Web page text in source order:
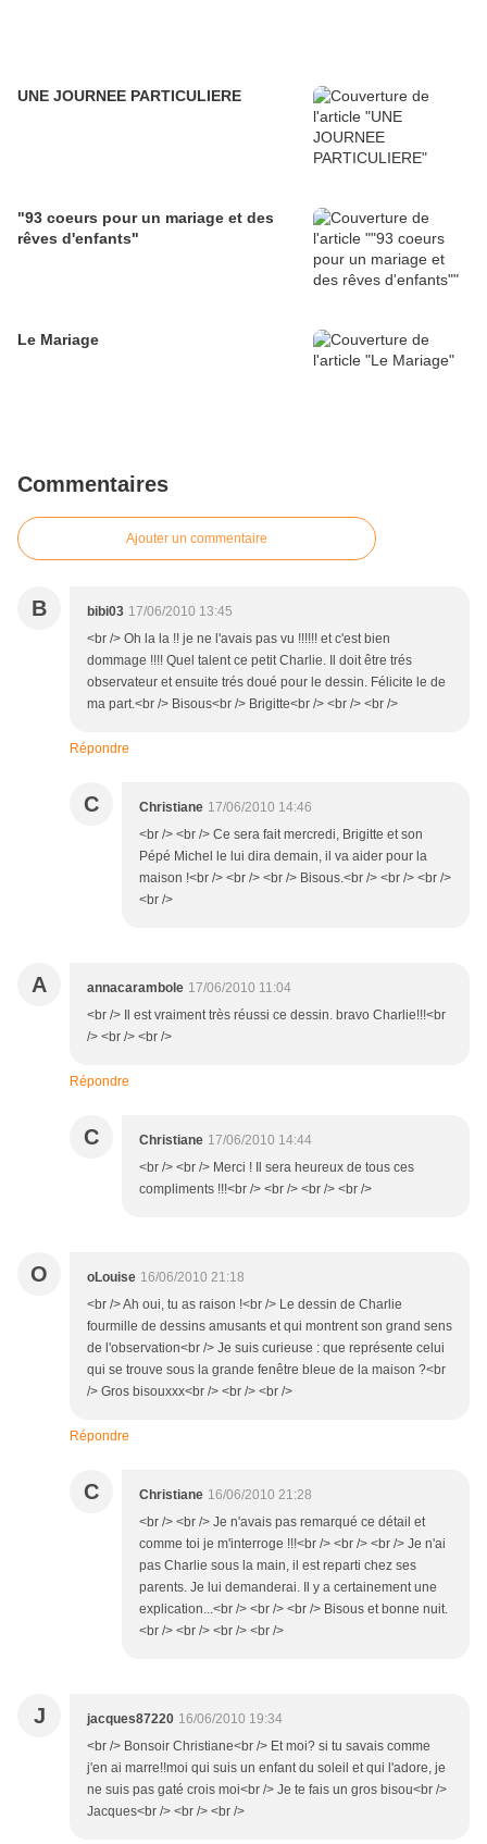
UNE JOURNEE PARTICULIERE
"93 coeurs pour un mariage et des
rêves d'enfants"
Le Mariage
Commentaires
Ajouter un commentaire
B bibi03 17/06/2010 13:45
<br /> Oh la la !! je ne l'avais pas vu !!!!!! et c'est bien
dommage !!!! Quel talent ce petit Charlie. Il doit être trés
observateur et ensuite trés doué pour le dessin. Félicite le de
ma part.<br /> Bisous<br /> Brigitte<br /> <br /> <br />
Répondre
C Christiane 17/06/2010 14:46
<br /> <br /> Ce sera fait mercredi, Brigitte et son
Pépé Michel le lui dira demain, il va aider pour la
maison !<br /> <br /> <br /> Bisous.<br /> <br /> <br />
<br />
A annacarambole 17/06/2010 11:04
<br /> Il est vraiment très réussi ce dessin. bravo Charlie!!!<br
/> <br /> <br />
Répondre
C Christiane 17/06/2010 14:44
<br /> <br /> Merci ! Il sera heureux de tous ces
compliments !!!<br /> <br /> <br /> <br />
O oLouise 16/06/2010 21:18
<br /> Ah oui, tu as raison !<br /> Le dessin de Charlie
fourmille de dessins amusants et qui montrent son grand sens
de l'observation<br /> Je suis curieuse : que représente celui
qui se trouve sous la grande fenêtre bleue de la maison ?<br
/> Gros bisouxxx<br /> <br /> <br />
Répondre
C Christiane 16/06/2010 21:28
<br /> <br /> Je n'avais pas remarqué ce détail et
comme toi je m'interroge !!!<br /> <br /> <br /> Je n'ai
pas Charlie sous la main, il est reparti chez ses
parents. Je lui demanderai. Il y a certainement une
explication...<br /> <br /> <br /> Bisous et bonne nuit.
<br /> <br /> <br /> <br />
J jacques87220 16/06/2010 19:34
<br /> Bonsoir Christiane<br /> Et moi? si tu savais comme
j'en ai marre!!moi qui suis un enfant du soleil et qui l'adore, je
ne suis pas gaté crois moi<br /> Je te fais un gros bisou<br />
Jacques<br /> <br /> <br />